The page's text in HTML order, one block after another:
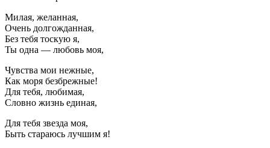
Милая, желанная,
Очень долгожданная,
Без тебя тоскую я,
Ты одна — любовь моя,
Чувства мои нежные,
Как моря безбрежные!
Для тебя, любимая,
Словно жизнь единая,
Для тебя звезда моя,
Быть стараюсь лучшим я!